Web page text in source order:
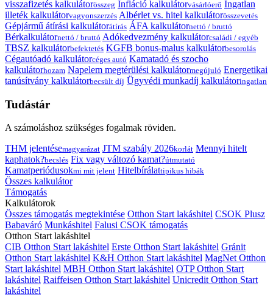
visszafizetés kalkulátorösszeg Infláció kalkulátorvásárlóerő Ingatlan
illeték kalkulátorvagyonszerzés Albérlet vs. hitel kalkulátorösszevetés
Gépjármű átírási kalkulátorátírás ÁFA kalkulátornettó / bruttó
Bérkalkulátornettó / bruttó Adókedvezmény kalkulátorcsaládi / egyéb
TBSZ kalkulátorbefektetés KGFB bonus-malus kalkulátorbesorolás
Cégautóadó kalkulátorcéges autó Kamatadó és szocho
kalkulátorhozam Napelem megtérülési kalkulátormegújuló Energetikai
tanúsítvány kalkulátorbecsült díj Ügyvédi munkadíj kalkulátoringatlan
Tudástár
A számoláshoz szükséges fogalmak röviden.
THM jelentésemagyarázat JTM szabály 2026korlát Mennyi hitelt
kaphatok?becslés Fix vagy változó kamat?útmutató
Kamatperiódusokmi mit jelent Hitelbírálattipikus hibák
Összes kalkulátor
Támogatás
Kalkulátorok
Összes támogatás megtekintése Otthon Start lakáshitel CSOK Plusz
Babaváró Munkáshitel Falusi CSOK támogatás
Otthon Start lakáshitel
CIB Otthon Start lakáshitel Erste Otthon Start lakáshitel Gránit
Otthon Start lakáshitel K&H Otthon Start lakáshitel MagNet Otthon
Start lakáshitel MBH Otthon Start lakáshitel OTP Otthon Start
lakáshitel Raiffeisen Otthon Start lakáshitel Unicredit Otthon Start
lakáshitel